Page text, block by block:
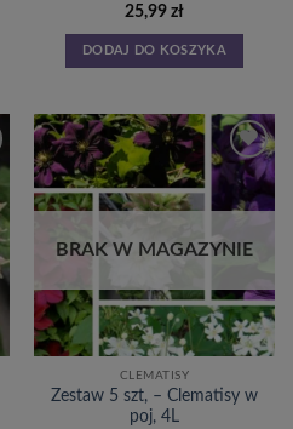
25,99 zł
DODAJ DO KOSZYKA
Dodaj
listy
BRAK W MAGAZYNIE
CLEMATISY
Zestaw 5 szt, – Clematisy w
poj, 4L